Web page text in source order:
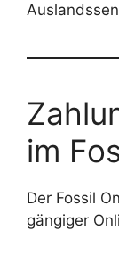
im
Der Fossil
gängiger